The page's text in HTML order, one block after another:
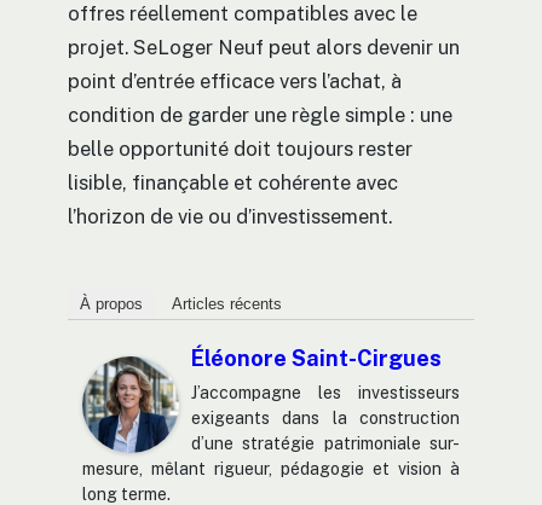
offres réellement compatibles avec le
projet. SeLoger Neuf peut alors devenir un
point d’entrée efficace vers l’achat, à
condition de garder une règle simple : une
belle opportunité doit toujours rester
lisible, finançable et cohérente avec
l’horizon de vie ou d’investissement.
À propos Articles récents
Éléonore Saint-Cirgues
J’accompagne les investisseurs
exigeants dans la construction
d’une stratégie patrimoniale sur-
mesure, mêlant rigueur, pédagogie et vision à
long terme.